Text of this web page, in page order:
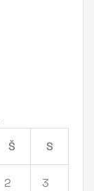
Š S
2 3